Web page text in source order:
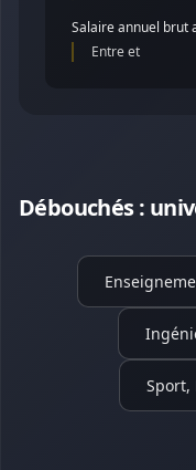
Salaire annuel brut
Entre et
Débouchés :
Sport,